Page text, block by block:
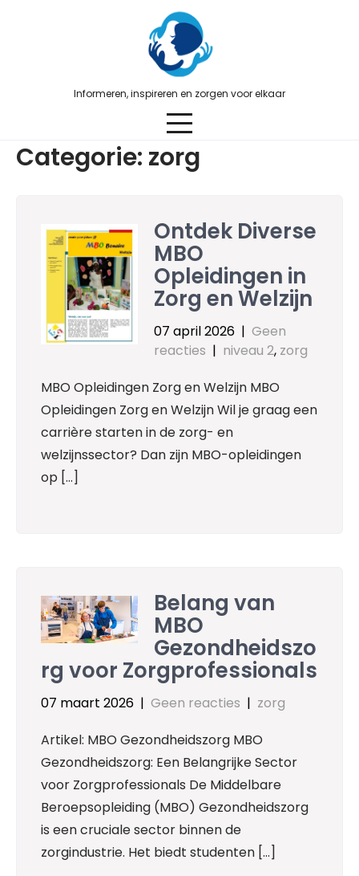
Informeren, inspireren en zorgen voor elkaar
Categorie: zorg
Ontdek Diverse
MBO
Opleidingen in
Zorg en Welzijn
07 april 2026 |Geen
reacties | niveau 2, zorg
MBO Opleidingen Zorg en Welzijn MBO
Opleidingen Zorg en Welzijn Wil je graag een
carrière starten in de zorg- en
welzijnssector? Dan zijn MBO-opleidingen
op […]
Belang van
MBO
Gezondheidszo
rg voor Zorgprofessionals
07 maart 2026 | Geen reacties | zorg
Artikel: MBO Gezondheidszorg MBO
Gezondheidszorg: Een Belangrijke Sector
voor Zorgprofessionals De Middelbare
Beroepsopleiding (MBO) Gezondheidszorg
is een cruciale sector binnen de
zorgindustrie. Het biedt studenten […]